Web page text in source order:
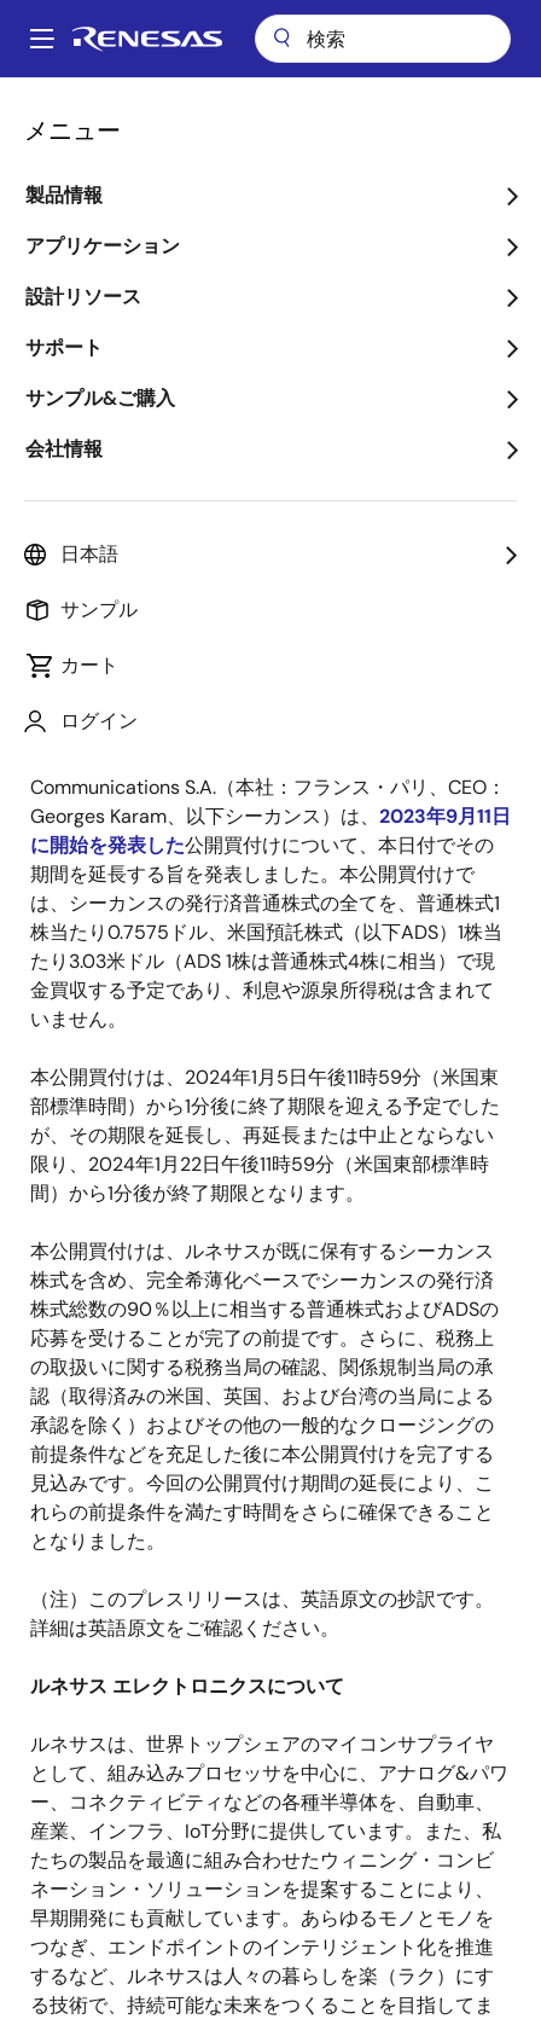
ン
Main
メニュー
製品情報
アプリケーション
設計リソース
サポート
サンプル&ご購入
会社情報
日本語
サンプル
カート
ログイン
パ
ン
く
ず
ルネサスによるシーカンス買収に関し、公開買付け期間を延長
ルネサスによるシーカンス
買収に関し、公開買付け期
間を延長
～応募株主は、普通株式1株当たり
0.7575米ドル、ADS 1株当たり3.03米ド
ルを現金で受領予定～
2024年1月5日
ルネサス エレクトロニクス株式会社（本社：東京都江
サス）とセルラー
Communications S.A. （本社：フランス・パリ、 CEO ：
Georges Karam、以下シーカンス）は、 2023年9月11日
に開始を発表した公開買付けについて、本日付でその
期間を延長する旨を発表しました。本公開買付けで
は、シーカンスの発行済普通株式の全てを、普通株式1
株当たり0.7575 ドル、米国預託株式（以下ADS） 1株当
たり 3.03米ドル（ADS 1株は普通株式4株に相当）で現
金買収する予定であり、利息や源泉所得税は含まれて
いません。
本公開買付けは、 2024年1月5日午後11時59分（米国東
部標準時間）から1分後に終了期限を迎える予定でした
が、その期限を延長し、再延長または中止とならない
限り、 2024年1月22日午後11時59分（米国東部標準時
間）から1分後が終了期限となります。
本公開買付けは、ルネサスが既に保有するシーカンス
株式を含め、完全希薄化ベースでシーカンスの発行済
株式総数の90％以上に相当する普通株式およびADSの
応募を受けることが完了の前提です。さらに、税務上
の取扱いに関する税務当局の確認、関係規制当局の承
認（取得済みの米国、英国、および台湾の当局による
承認を除く）およびその他の一般的なクロージングの
前提条件などを充足した後に本公開買付けを完了する
見込みです。今回の公開買付け期間の延長により、こ
れらの前提条件を満たす時間をさらに確保できること
となりました。
（注）このプレスリリースは、英語原文の抄訳です。
詳細は英語原文をご確認ください。
ルネサス エレクトロニクスについて
ルネサスは、世界トップシェアのマイコンサプライヤ
として、組み込みプロセッサを中心に、アナログ&パワ
ー、コネクティビティなどの各種半導体を、自動車、
産業、インフラ、 IoT分野に提供しています。また、私
たちの製品を最適に組み合わせたウィニング・コンビ
ネーション・ソリューションを提案することにより、
早期開発にも貢献しています。あらゆるモノとモノを
つなぎ、エンドポイントのインテリジェント化を推進
するなど、ルネサスは人々の暮らしを楽（ラク）にす
る技術で、持続可能な未来をつくることを目指してま